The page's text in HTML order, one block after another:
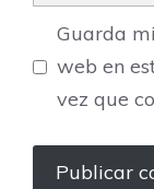
Guarda
web en
vez que